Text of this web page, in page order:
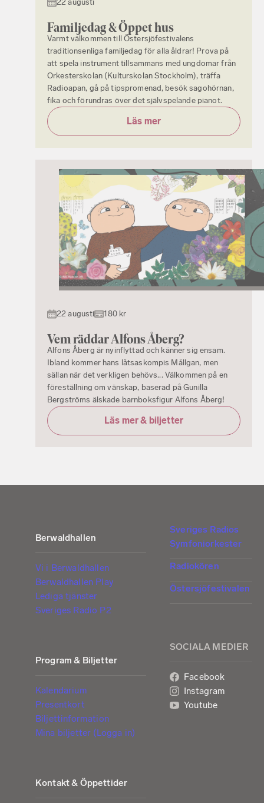
Familjedag & Öppet hus
Varmt välkommen till Östersjöfestivalens
traditionsenliga familjedag för alla åldrar! Prova på
att spela instrument tillsammans med ungdomar från
Orkesterskolan (Kulturskolan Stockholm), träffa
Radioapan, gå på tipspromenad, besök sagohörnan,
fika och förundras över det självspelande pianot.
Läs mer
22 augusti 180 kr
Vem räddar Alfons Åberg?
Alfons Åberg är nyinflyttad och känner sig ensam.
Ibland kommer hans låtsaskompis Mållgan, men
sällan när det verkligen behövs... Välkommen på en
föreställning om vänskap, baserad på Gunilla
Bergströms älskade barnboksfigur Alfons Åberg!
Läs mer & biljetter
Berwaldhallen
Vi i Berwaldhallen
Berwaldhallen Play
Lediga tjänster
Sveriges Radio P2
Program & Biljetter
Kalendarium
Presentkort
Biljettinformation
Mina biljetter (Logga in)
Kontakt & Öppettider
Sveriges Radios
Symfoniorkester
Radiokören
Östersjöfestivalen
SOCIALA MEDIER
Facebook
Instagram
Youtube